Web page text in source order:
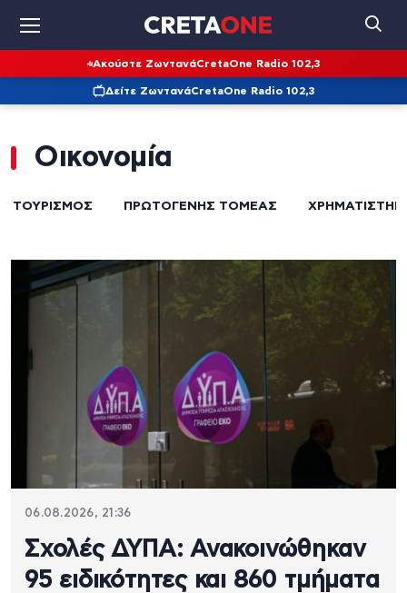
Ακούστε ΖωντανάCretaOne Radio 102,3
Δείτε ΖωντανάCretaOne Radio 102,3
Οικονομία
ΤΟΥΡΙΣΜΌΣ ΠΡΩΤΟΓΕΝΉΣ ΤΟΜΈΑΣ
06.08.2026, 21:36
Σχολές ΔΥΠΑ: Ανακοινώθηκαν
95 ειδικότητες και 860 τμήματα